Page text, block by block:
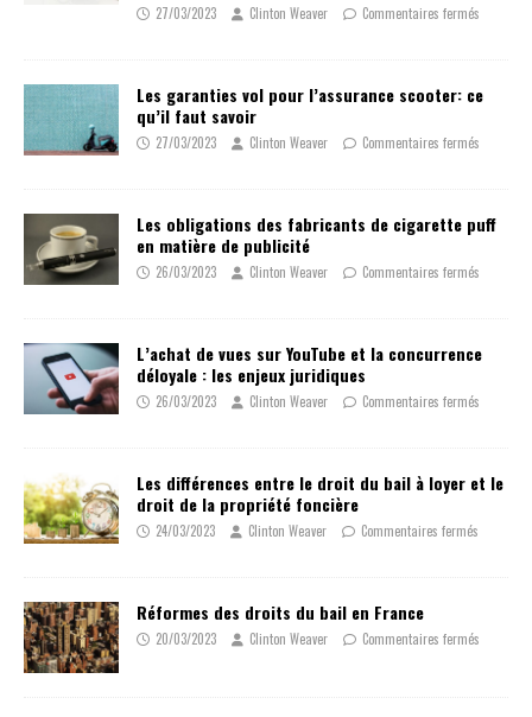
27/03/2023 Clinton Weaver Commentaires fermés
Les garanties vol pour l’assurance scooter: ce
qu’il faut savoir
27/03/2023 Clinton Weaver Commentaires fermés
Les obligations des fabricants de cigarette puff
en matière de publicité
26/03/2023 Clinton Weaver Commentaires fermés
L’achat de vues sur YouTube et la concurrence
déloyale : les enjeux juridiques
26/03/2023 Clinton Weaver Commentaires fermés
Les différences entre le droit du bail à loyer et le
droit de la propriété foncière
24/03/2023 Clinton Weaver Commentaires fermés
Réformes des droits du bail en France
20/03/2023 Clinton Weaver Commentaires fermés